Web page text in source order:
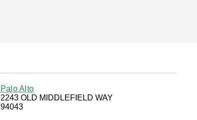
Palo Alto
2243 OLD MIDDLEFIELD WAY
94043